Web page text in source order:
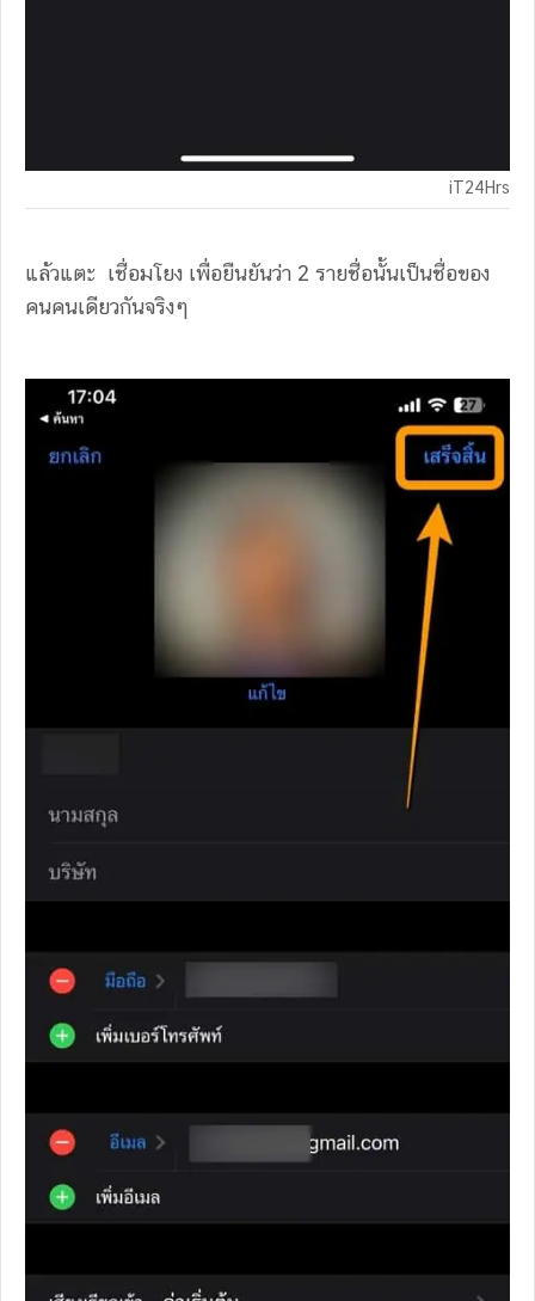
iT24Hrs
แล้วแตะ เชื่อมโยง เพื่อยืนยันว่า 2 รายชื่อนั้นเป็นชื่อของ
คนคนเดียวกันจริงๆ